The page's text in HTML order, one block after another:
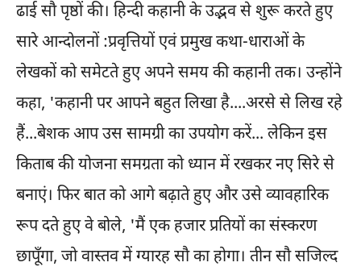
ढाई सौ पृष्ठों की। हिन्दी कहानी के उद्भव से शुरू करते हुए
सारे आन्दोलनों :प्रवृत्तियों एवं प्रमुख कथा-धाराओं के
लेखकों को समेटते हुए अपने समय की कहानी तक। उन्होंने
कहा, 'कहानी पर आपने बहुत लिखा है....अरसे से लिख रहे
हैं...बेशक आप उस सामग्री का उपयोग करें... लेकिन इस
किताब की योजना समग्रता को ध्यान में रखकर नए सिरे से
बनाएं। फिर बात को आगे बढ़ाते हुए और उसे व्यावहारिक
रूप दते हुए वे बोले, 'मैं एक हजार प्रतियों का संस्करण
छापूँगा, जो वास्तव में ग्यारह सौ का होगा। तीन सौ सजिल्द